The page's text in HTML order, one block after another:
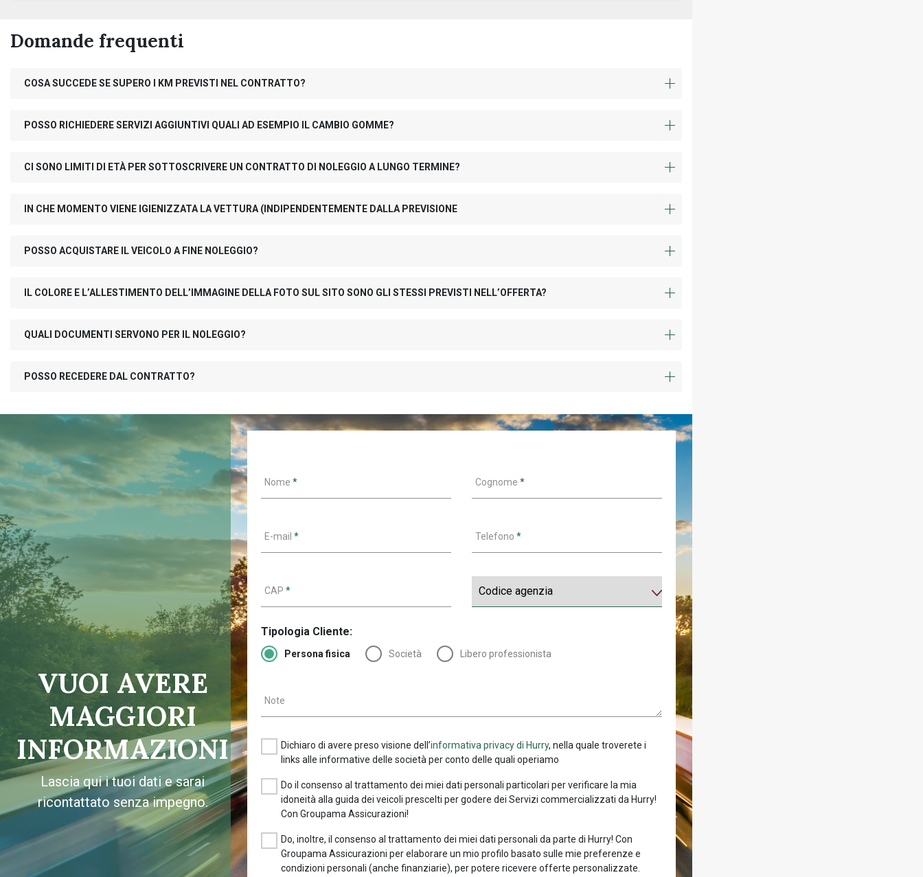
Domande frequenti
COSA SUCCEDE SE SUPERO I KM PREVISTI NEL CONTRATTO?
POSSO RICHIEDERE SERVIZI AGGIUNTIVI QUALI AD ESEMPIO IL CAMBIO GOMME?
CI SONO LIMITI DI ETÀ PER SOTTOSCRIVERE UN CONTRATTO DI NOLEGGIO A LUNGO TERMINE?
IN CHE MOMENTO VIENE IGIENIZZATA LA VETTURA (INDIPENDENTEMENTE DALLA PREVISIONE
POSSO ACQUISTARE IL VEICOLO A FINE NOLEGGIO?
IL COLORE E L’ALLESTIMENTO DELL’IMMAGINE DELLA FOTO SUL SITO SONO GLI STESSI PREVISTI NELL’OFFERTA?
QUALI DOCUMENTI SERVONO PER IL NOLEGGIO?
POSSO RECEDERE DAL CONTRATTO?
VUOI AVERE
MAGGIORI
INFORMAZIONI
Lascia qui i tuoi dati e sarai
ricontattato senza impegno.
Nome * Cognome *
E-mail * Telefono *
CAP *
Tipologia Cliente:
Persona fisica Società Libero professionista
Note
Dichiaro di avere preso visione dell’informativa privacy di Hurry, nella quale troverete i
links alle informative delle società per conto delle quali operiamo
Do il consenso al trattamento dei miei dati personali particolari per verificare la mia
idoneità alla guida dei veicoli prescelti per godere dei Servizi commercializzati da Hurry!
Con Groupama Assicurazioni!
Do, inoltre, il consenso al trattamento dei miei dati personali da parte di Hurry! Con
Groupama Assicurazioni per elaborare un mio profilo basato sulle mie preferenze e
condizioni personali (anche finanziarie), per potere ricevere offerte personalizzate.